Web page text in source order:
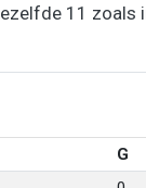
11 zoals
G